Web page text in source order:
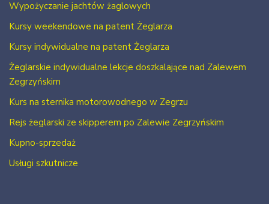
Wypożyczanie jachtów żaglowych
Kursy weekendowe na patent Żeglarza
Kursy indywidualne na patent Żeglarza
Żeglarskie indywidualne lekcje doszkalające nad Zalewem
Zegrzyńskim
Kurs na sternika motorowodnego w Zegrzu
Rejs żeglarski ze skipperem po Zalewie Zegrzyńskim
Kupno-sprzedaż
Usługi szkutnicze